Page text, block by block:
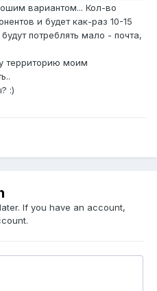
вариантом... Кол-во
и будет как-раз 10-15
потреблять мало - почта,
территорию моим
:)
If you have an account,